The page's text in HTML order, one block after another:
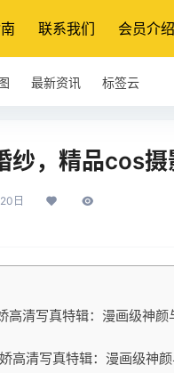
联系我们 会员介绍
最新资讯 标签云
纱，精品cos
日
高清写真特辑：漫画级神
高清写真特辑：漫画级神